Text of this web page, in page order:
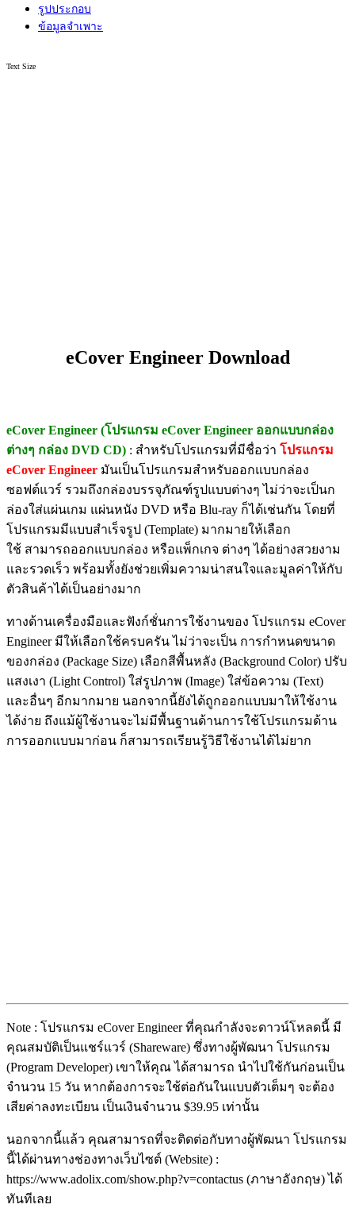
รูปประกอบ
ข้อมูลจำเพาะ
Text Size
eCover Engineer Download
eCover Engineer (โปรแกรม eCover Engineer ออกแบบกล่อง
ต่างๆ กล่อง DVD CD) : สำหรับโปรแกรมที่มีชื่อว่า โปรแกรม
eCover Engineer มันเป็นโปรแกรมสำหรับออกแบบกล่อง
ซอฟต์แวร์ รวมถึงกล่องบรรจุภัณฑ์รูปแบบต่างๆ ไม่ว่าจะเป็นก
ล่องใส่แผ่นเกม แผ่นหนัง DVD หรือ Blu-ray ก็ได้เช่นกัน โดยที่
โปรแกรมมีแบบสำเร็จรูป (Template) มากมายให้เลือก
ใช้ สามารถออกแบบกล่อง หรือแพ็กเกจ ต่างๆ ได้อย่างสวยงาม
และรวดเร็ว พร้อมทั้งยังช่วยเพิ่มความน่าสนใจและมูลค่าให้กับ
ตัวสินค้าได้เป็นอย่างมาก
ทางด้านเครื่องมือและฟังก์ชั่นการใช้งานของ โปรแกรม eCover
Engineer มีให้เลือกใช้ครบครัน ไม่ว่าจะเป็น การกำหนดขนาด
ของกล่อง (Package Size) เลือกสีพื้นหลัง (Background Color) ปรับ
แสงเงา (Light Control) ใส่รูปภาพ (Image) ใส่ข้อความ (Text)
และอื่นๆ อีกมากมาย นอกจากนี้ยังได้ถูกออกแบบมาให้ใช้งาน
ได้ง่าย ถึงแม้ผู้ใช้งานจะไม่มีพื้นฐานด้านการใช้โปรแกรมด้าน
การออกแบบมาก่อน ก็สามารถเรียนรู้วิธีใช้งานได้ไม่ยาก
Note : โปรแกรม eCover Engineer ที่คุณกำลังจะดาวน์โหลดนี้ มี
คุณสมบัติเป็นแชร์แวร์ (Shareware) ซึ่งทางผู้พัฒนา โปรแกรม
(Program Developer) เขาให้คุณ ได้สามารถ นำไปใช้กันก่อนเป็น
จำนวน 15 วัน หากต้องการจะใช้ต่อกันในแบบตัวเต็มๆ จะต้อง
เสียค่าลงทะเบียน เป็นเงินจำนวน $39.95 เท่านั้น
นอกจากนี้แล้ว คุณสามารถที่จะติดต่อกับทางผู้พัฒนา โปรแกรม
นี้ได้ผ่านทางช่องทางเว็บไซต์ (Website) :
https://www.adolix.com/show.php?v=contactus (ภาษาอังกฤษ) ได้
ทันทีเลย